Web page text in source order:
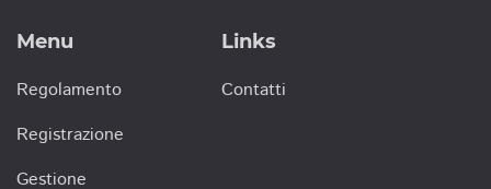
Menu
Regolamento
Registrazione
Gestione
Links
Contatti